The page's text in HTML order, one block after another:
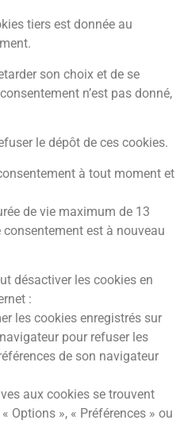
tiers est donnée au
son choix et de se
n’est pas donné,
le dépôt de ces cookies.
à tout moment et
de vie maximum de 13
consentement est à nouveau
désactiver les cookies en
:
les cookies enregistrés sur
pour refuser les
de son navigateur
aux cookies se trouvent
Options », « Préférences » ou